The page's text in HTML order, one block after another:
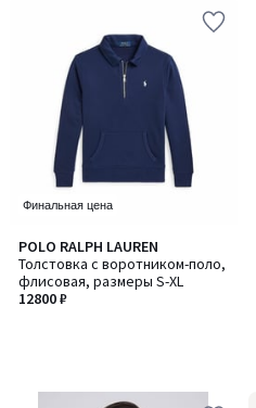
Финальная цена
POLO RALPH LAUREN
Толстовка с воротником-поло,
флисовая, размеры S-XL
12800 ₽